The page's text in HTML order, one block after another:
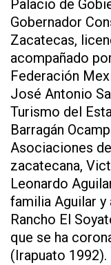
Palacio de
Gobernador
Zacatecas,
acompañado
Federación
José Antonio
Turismo del
Barragán
Asociaciones
zacatecana,
Leonardo
familia Aguilar
Rancho El
que se ha
(Irapuato 1992).